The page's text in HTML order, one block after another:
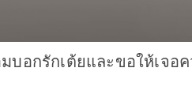
อกรักเต้ยและขอให้เจอ